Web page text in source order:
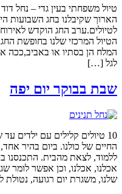
טיול משפחתי בעין גדי – נחל
הארוך שקיבלנו בחג השבועות
לטיולים.ערב החג הוקדש
הטיול המרכזי שלנו בחופשת
המלח הן בסתיו או באביב,ככה
לגל […]
שבת בבוקר יום יפה
10 טיולים קלילים עם ילדים
החיים של כולנו. ביום בהיר
ללמוד, לצאת מהבית. התכנסנו
אכלנו, אכלנו, וכן אפשר לומר
שלנו, משגרת יום רגועה,